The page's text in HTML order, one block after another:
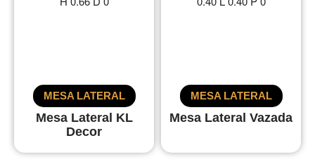
Mesa Lateral KL
Decor
MESA LATERAL
Mesa Lateral Vazada
MESA LATERAL